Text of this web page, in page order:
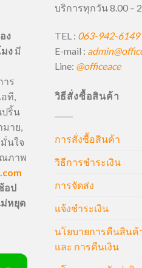
ง
ง มี
าร
ที,
ปริ้น
าย,
มั่นใจ
ภาพ
อป
หยุด
บริการทุกวัน 8.00 –
TEL : 063-942-6149
E-mail :
Line: @officeace
วิธีสั่งซื้อสินค้า
การสั่งซื้อสินค้า
วิธีการชำระเงิน
การจัดส่ง
แจ้งชำระเงิน
นโยบายการคืนสินค้
และ การคืนเงิน